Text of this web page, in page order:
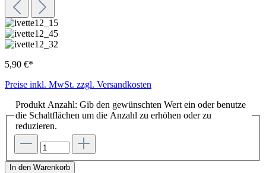
5,90 €*
Preise inkl. MwSt. zzgl. Versandkosten
Produkt Anzahl: Gib den gewünschten Wert ein oder benutze
die Schaltflächen um die Anzahl zu erhöhen oder zu
reduzieren.
In den Warenkorb